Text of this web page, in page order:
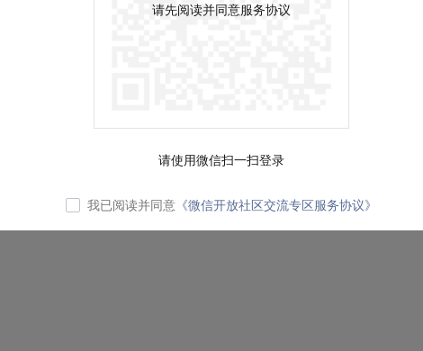
请先阅读并同意服务协议
请使用微信扫一扫登录
我已阅读并同意 《微信开放社区交流专区服务协议》